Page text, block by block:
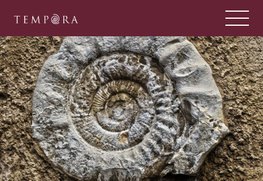
TEMPORA
Tempora : un pôle majeur de la